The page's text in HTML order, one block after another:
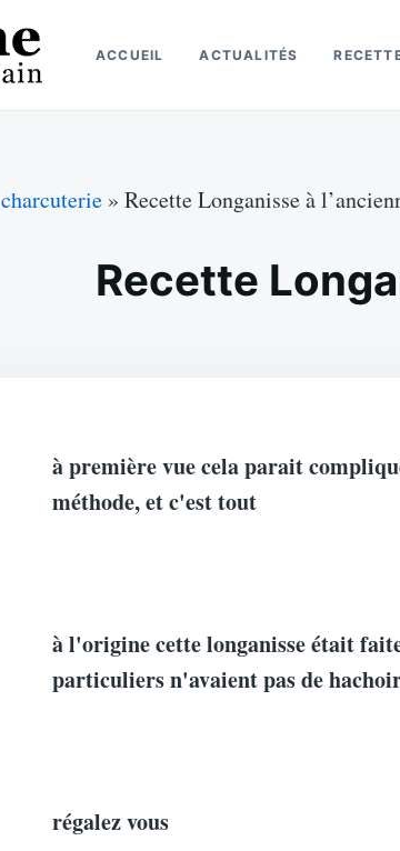
ACCUEIL ACTUALITÉS
charcuterie » Recette Longanisse à
Recette
à première vue cela parait
méthode, et c'est tout
à l'origine cette longanisse était
particuliers n'avaient pas de
régalez vous